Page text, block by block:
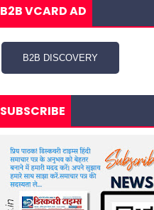
B2B VCARD AD
SUBSCRIBE